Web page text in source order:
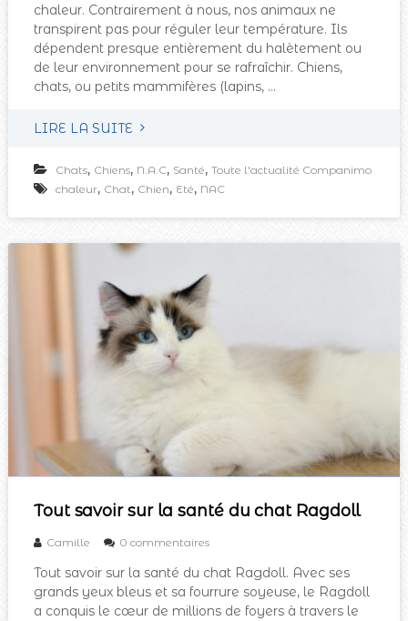
chaleur. Contrairement à nous, nos animaux ne
transpirent pas pour réguler leur température. Ils
dépendent presque entièrement du halètement ou
de leur environnement pour se rafraîchir. Chiens,
chats, ou petits mammifères (lapins, …
LIRE LA SUITE
Chats, Chiens, N.A.C, Santé, Toute l'actualité Companimo
chaleur, Chat, Chien, Eté, NAC
Tout savoir sur la santé du chat Ragdoll
Camille 0 commentaires
Tout savoir sur la santé du chat Ragdoll. Avec ses
grands yeux bleus et sa fourrure soyeuse, le Ragdoll
a conquis le cœur de millions de foyers à travers le